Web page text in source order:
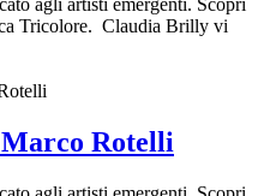
agli artisti emergenti. Scopri
Tricolore. Claudia Brilly vi
Marco Rotelli